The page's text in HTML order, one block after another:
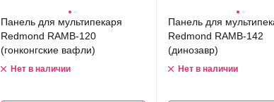
Панель для мультипекаря
Redmond RAMB-120
(гонконгские вафли)
Нет в наличии
Панель для
Redmond RAMB-142
(динозавр)
Нет в наличии